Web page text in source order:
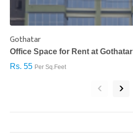
Gothatar
Office Space for Rent at Gothatar
Rs. 55 Per Sq.Feet
‹ ›